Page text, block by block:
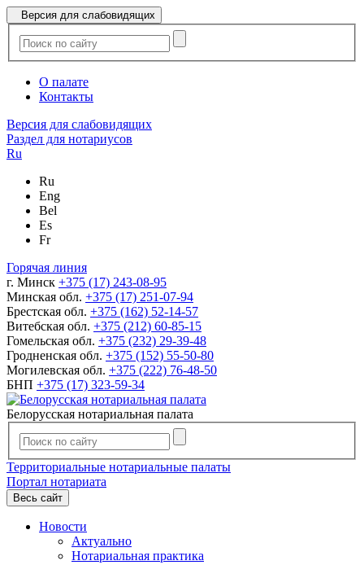
Версия для слабовидящих
О палате
Контакты
Версия для слабовидящих
Раздел для нотариусов
Ru
Ru
Eng
Bel
Es
Fr
Горячая линия
г. Минск +375 (17) 243-08-95
Минская обл. +375 (17) 251-07-94
Брестская обл. +375 (162) 52-14-57
Витебская обл. +375 (212) 60-85-15
Гомельская обл. +375 (232) 29-39-48
Гродненская обл. +375 (152) 55-50-80
Могилевская обл. +375 (222) 76-48-50
БНП +375 (17) 323-59-34
Белорусская нотариальная палата
Территориальные нотариальные палаты
Портал нотариата
Весь сайт
Новости
Актуально
Нотариальная практика